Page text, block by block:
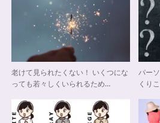
老けて見られたくない！ いくつにな
っても若々しくいられるため…
パー
くり